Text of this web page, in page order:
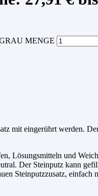
MENGE
mit eingerührt werden.
Lösungsmitteln und
Der Steinputz kann
Steinputzzusatz,